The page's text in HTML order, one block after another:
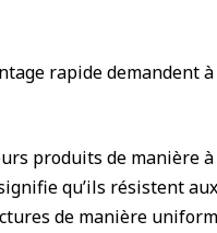
rapide demandent
produits de manière
qu’ils résistent
de manière